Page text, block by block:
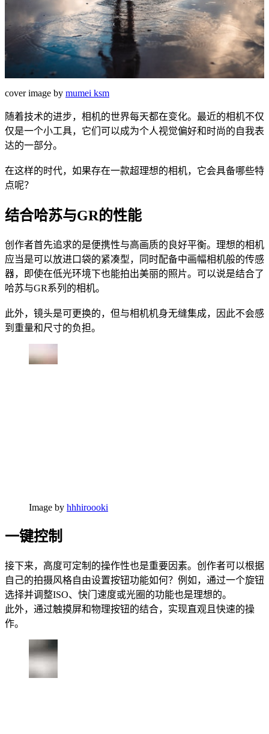
cover image by mumei ksm
随着技术的进步，相机的世界每天都在变化。最近的相机不仅
仅是一个小工具，它们可以成为个人视觉偏好和时尚的自我表
达的一部分。
在这样的时代，如果存在一款超理想的相机，它会具备哪些特
点呢？
结合哈苏与GR的性能
创作者首先追求的是便携性与高画质的良好平衡。理想的相机
应当是可以放进口袋的紧凑型，同时配备中画幅相机般的传感
器，即使在低光环境下也能拍出美丽的照片。可以说是结合了
哈苏与GR系列的相机。
此外，镜头是可更换的，但与相机机身无缝集成，因此不会感
到重量和尺寸的负担。
Image by hhhiroooki
一键控制
接下来，高度可定制的操作性也是重要因素。创作者可以根据
自己的拍摄风格自由设置按钮功能如何？例如，通过一个旋钮
选择并调整ISO、快门速度或光圈的功能也是理想的。
此外，通过触摸屏和物理按钮的结合，实现直观且快速的操
作。